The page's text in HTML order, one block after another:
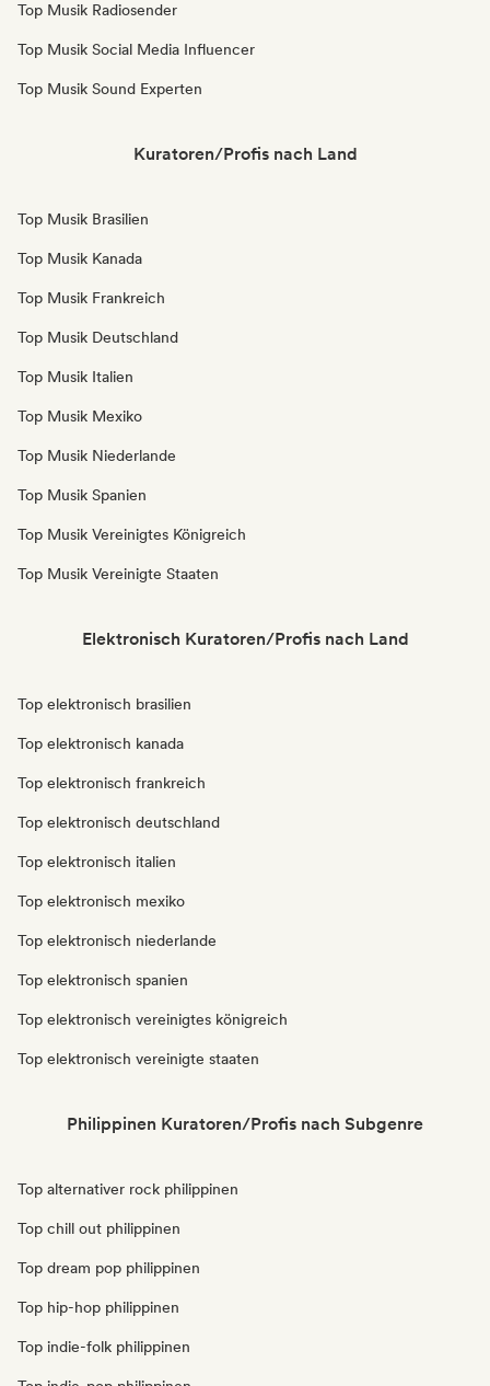
Top Musik Radiosender
Top Musik Social Media Influencer
Top Musik Sound Experten
Kuratoren/Profis nach Land
Top Musik Brasilien
Top Musik Kanada
Top Musik Frankreich
Top Musik Deutschland
Top Musik Italien
Top Musik Mexiko
Top Musik Niederlande
Top Musik Spanien
Top Musik Vereinigtes Königreich
Top Musik Vereinigte Staaten
Elektronisch Kuratoren/Profis nach Land
Top elektronisch brasilien
Top elektronisch kanada
Top elektronisch frankreich
Top elektronisch deutschland
Top elektronisch italien
Top elektronisch mexiko
Top elektronisch niederlande
Top elektronisch spanien
Top elektronisch vereinigtes königreich
Top elektronisch vereinigte staaten
Philippinen Kuratoren/Profis nach Subgenre
Top alternativer rock philippinen
Top chill out philippinen
Top dream pop philippinen
Top hip-hop philippinen
Top indie-folk philippinen